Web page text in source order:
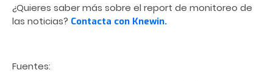
¿Quieres saber más sobre el report de monitoreo de
las noticias? Contacta con Knewin.
Fuentes: